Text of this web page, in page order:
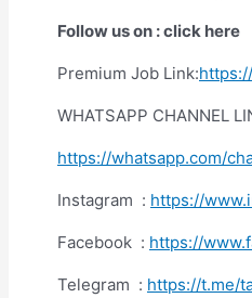
Follow us on : click here
Premium Job Link:
WHATSAPP CHANNEL
https://whatsapp.com/
Instagram : https://
Facebook : https://
Telegram : https://t.me/